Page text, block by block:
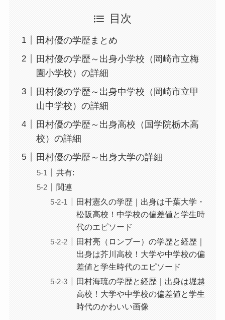
目次
田村優の学歴まとめ
田村優の学歴～出身小学校（岡崎市立梅
園小学校）の詳細
田村優の学歴～出身中学校（岡崎市立甲
山中学校）の詳細
田村優の学歴～出身高校（国学院栃木高
校）の詳細
田村優の学歴～出身大学の詳細
共有:
関連
田村憲久の学歴｜出身は千葉大学・
松阪高校！中学校の偏差値と学生時
代のエピソード
田村亮（ロンブー）の学歴と経歴｜
出身は芥川高校！大学や中学校の偏
差値と学生時代のエピソード
田村海琉の学歴と経歴｜出身は堀越
高校！大学や中学校の偏差値と学生
時代のかわいい画像